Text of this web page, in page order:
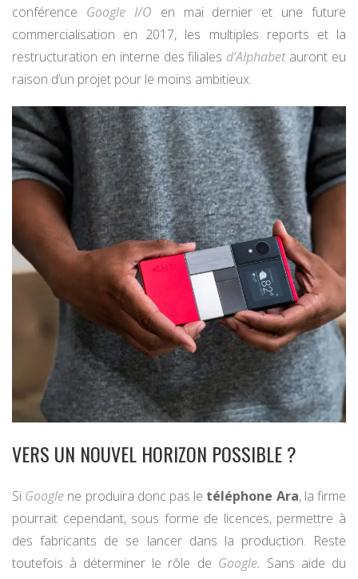
conférence Google I/O en mai dernier et une future
commercialisation en 2017, les multiples reports et la
restructuration en interne des filiales d’Alphabetauront eu
raison d’un projet pour le moins ambitieux.
VERS UN NOUVEL HORIZON POSSIBLE ?
Si Google ne produira donc pas le téléphone Ara, la firme
pourrait cependant, sous forme de licences, permettre à
des fabricants de se lancer dans la production. Reste
toutefois à déterminer le rôle de Google. Sans aide du